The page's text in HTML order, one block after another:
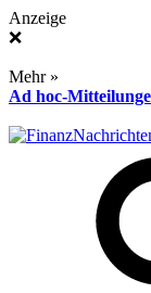
Anzeige
❌
Mehr »
Ad hoc-